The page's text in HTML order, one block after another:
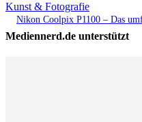
Kunst & Fotografie
Nikon Coolpix P1100 – Das
Mediennerd.de unterstützt